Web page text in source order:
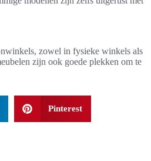
zowel in fysieke winkels als
zijn ook goede plekken om te
Pinterest